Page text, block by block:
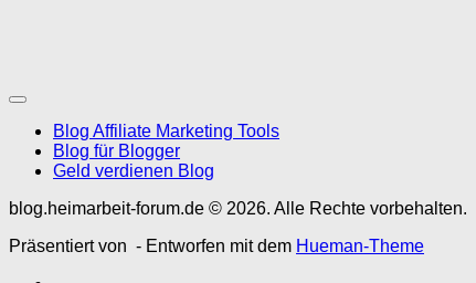
Blog Affiliate Marketing Tools
Blog für Blogger
Geld verdienen Blog
blog.heimarbeit-forum.de © 2026. Alle Rechte vorbehalten.
Präsentiert von - Entworfen mit dem Hueman-Theme